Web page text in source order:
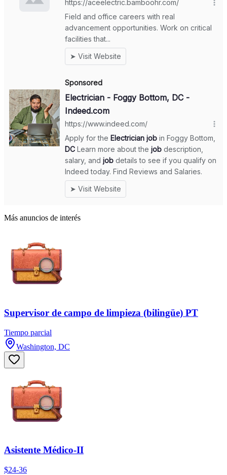
Más anuncios de interés
Supervisor de campo de limpieza (bilingüe) PT
Tiempo parcial
Washington, DC
Asistente Médico-II
$24-36